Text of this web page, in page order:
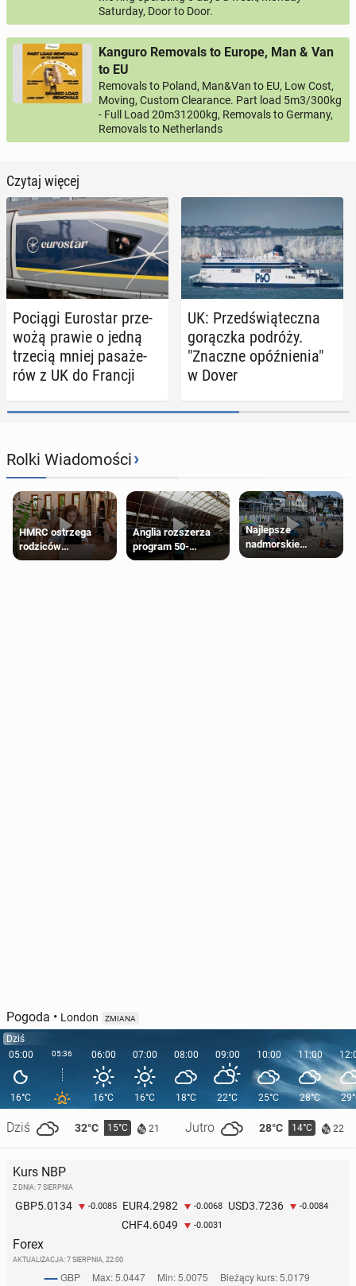
Saturday, Door to Door.
Kanguro Removals to Europe, Man & Van
to EU
Removals to Poland, Man&Van to EU, Low Cost,
Moving, Custom Clearance. Part load 5m3/300kg
- Full Load 20m31200kg, Removals to Germany,
Removals to Netherlands
Czytaj więcej
Pociągi Eu­ro­star prze­
wo­żą prawie o jedną
trzecią mniej pa­sa­że­
rów z UK do Francji
UK: Przed­świą­tecz­na
go­rącz­ka podróży.
"Znaczne opóź­nie­nia"
w Dover
Rolki Wiadomości›
HMRC ostrzega
rodziców
pobierających Child
Anglia rozszerza
program 50-
procentowych
Najlepsze
nadmorskie
miasteczko blisko
Pogoda • London ZMIANA
Dziś
05:00
16°C
Dziś 32°C 15°C 21 Jutro 28°C 14°C 22
05:36 06:00
16°C
07:00
16°C
08:00
18°C
09:00
22°C
10:00
25°C
11:00
28°C
Kurs NBP
Z DNIA: 7 SIERPNIA
GBP5.0134 -0.0085 EUR4.2982 -0.0068 USD3.7236 -0.0084
CHF4.6049 -0.0031
Forex
AKTUALIZACJA: 7 SIERPNIA, 22:00